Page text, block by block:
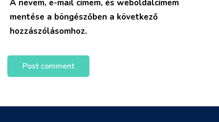
A nevem, e-mail címem, és weboldalcímem
mentése a böngészőben a következő
hozzászólásomhoz.